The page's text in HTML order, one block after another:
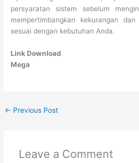
persyaratan sistem sebelum
mempertimbangkan kekurangan
sesuai dengan kebutuhan Anda.
Link Download
Mega
← Previous Post
Leave a Comment